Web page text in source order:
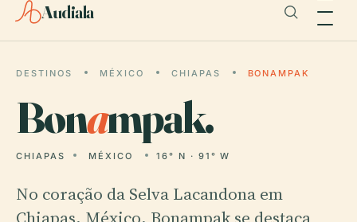
Audiala
DESTINOS MÉXICO CHIAPAS BONAMPAK
Bonampak.
CHIAPAS MÉXICO 16° N · 91° W
No coração da Selva Lacandona em